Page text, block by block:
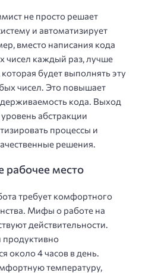
не просто решает
и автоматизирует
вместо написания кода
чисел каждый раз, лучше
будет выполнять эту
чисел. Это повышает
кода. Выход
абстракции
процессы и
решения.
рабочее место
требует комфортного
Мифы о работе на
действительности.
продуктивно
около 4 часов в день.
температуру,